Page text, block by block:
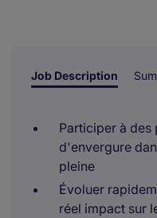
Job Description
Participer à
d'envergure
pleine
Évoluer
réel impact sur